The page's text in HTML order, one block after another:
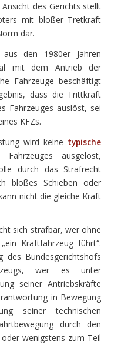
des Gerichts stellt
mit bloßer Tretkraft
dar.
aus den 1980er Jahren
mit dem Antrieb der
Fahrzeuge beschäftigt
dass die Trittkraft
Fahrzeuges auslöst, sei
KFZs.
wird keine typische
ausgelöst,
durch das Strafrecht
bloßes Schieben oder
nicht die gleiche Kraft
sich strafbar, wer ohne
Kraftfahrzeug führt“.
des Bundesgerichtshofs
wer es unter
seiner Antriebskräfte
in Bewegung
seiner technischen
durch den
wenigstens zum Teil